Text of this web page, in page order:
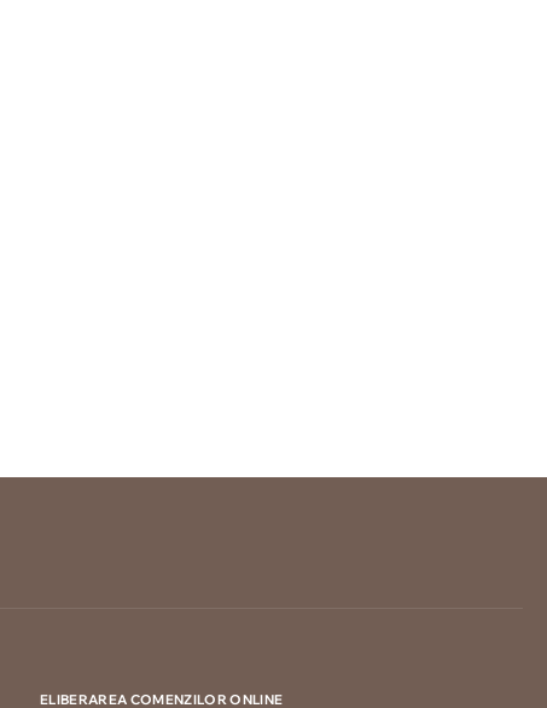
ELIBERAREA COMENZILOR ONLINE